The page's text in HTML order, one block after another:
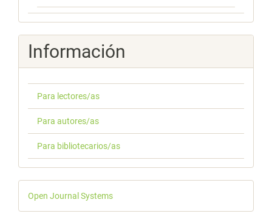
Información
Para lectores/as
Para autores/as
Para bibliotecarios/as
Desarrollado
por
Open Journal Systems